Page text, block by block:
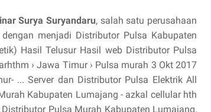
Surya Suryandaru, salah satu perusahaan
menjadi Distributor Pulsa Kabupaten
Hasil Telusur Hasil web Distributor Pulsa
› Jawa Timur › Pulsa murah 3 Okt 2017
... Server dan Distributor Pulsa Elektrik All
Kabupaten Lumajang - azkal cellular hth
Pulsa Murah Kabupaten Lumajang,